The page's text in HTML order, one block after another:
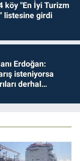
köy "En İyi Turizm
listesine girdi
Erdoğan:
isteniyorsa
derhal